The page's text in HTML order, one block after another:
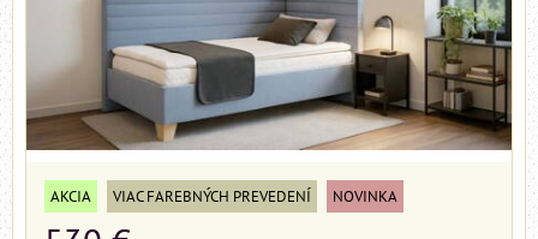
AKCIA VIAC FAREBNÝCH PREVEDENÍ NOVINKA